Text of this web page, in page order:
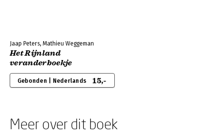
Jaap Peters, Mathieu Weggeman
Het Rijnland
veranderboekje
Gebonden | Nederlands 15,-
Meer over dit boek